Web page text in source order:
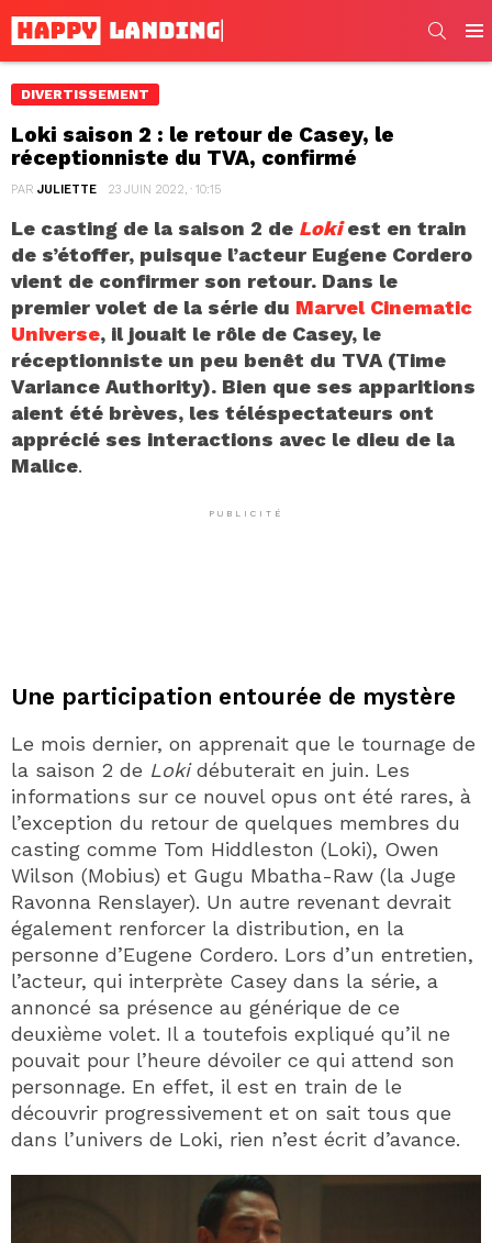
DIVERTISSEMENT
Loki saison 2 : le retour de Casey, le
réceptionniste du TVA, confirmé
PAR JULIETTE 23 JUIN 2022, · 10:15
Le casting de la saison 2 de Lokiest en train
de s’étoffer, puisque l’acteur Eugene Cordero
vient de confirmer son retour. Dans le
premier volet de la série du Marvel Cinematic
Universe, il jouait le rôle de Casey, le
réceptionniste un peu benêt du TVA (Time
Variance Authority). Bien que ses apparitions
aient été brèves, les téléspectateurs ont
apprécié ses interactions avec le dieu de la
Malice.
PUBLICITÉ
Une participation entourée de mystère
Le mois dernier, on apprenait que le tournage de
la saison 2 de Lokidébuterait en juin. Les
informations sur ce nouvel opus ont été rares, à
l’exception du retour de quelques membres du
casting comme Tom Hiddleston (Loki), Owen
Wilson (Mobius) et Gugu Mbatha-Raw (la Juge
Ravonna Renslayer). Un autre revenant devrait
également renforcer la distribution, en la
personne d’Eugene Cordero. Lors d’un entretien,
l’acteur, qui interprète Casey dans la série, a
annoncé sa présence au générique de ce
deuxième volet. Il a toutefois expliqué qu’il ne
pouvait pour l’heure dévoiler ce qui attend son
personnage. En effet, il est en train de le
découvrir progressivement et on sait tous que
dans l’univers de Loki, rien n’est écrit d’avance.